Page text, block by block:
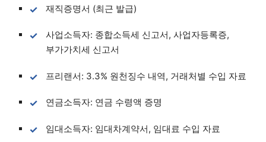
재직증명서 (최근 발급)
사업소득자: 종합소득세 신고서, 사업자등록증,
부가가치세 신고서
프리랜서: 3.3% 원천징수 내역, 거래처별 수입 자료
연금소득자: 연금 수령액 증명
임대소득자: 임대차계약서, 임대료 수입 자료